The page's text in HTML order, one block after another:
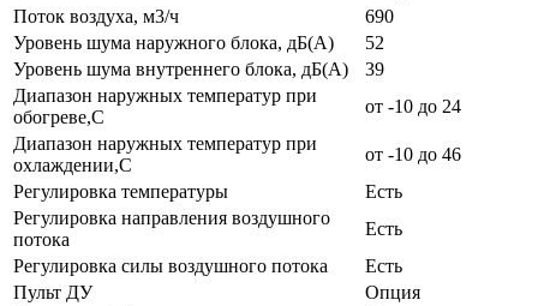
Поток воздуха, м3/ч
690
Уровень шума наружного блока, дБ(А)
52
Уровень шума внутреннего блока, дБ(А)
39
Диапазон наружных температур при
обогреве,C
от -10 до 24
Диапазон наружных температур при
охлаждении,C
от -10 до 46
Регулировка температуры
Есть
Регулировка направления воздушного
потока
Есть
Регулировка силы воздушного потока
Есть
Пульт ДУ
Опция